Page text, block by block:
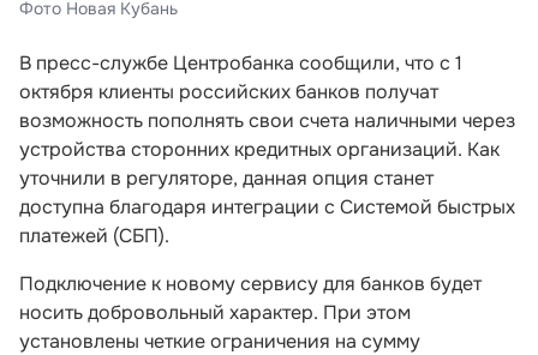
Фото Новая Кубань
В пресс-службе Центробанка сообщили, что с 1
октября клиенты российских банков получат
возможность пополнять свои счета наличными через
устройства сторонних кредитных организаций. Как
уточнили в регуляторе, данная опция станет
доступна благодаря интеграции с Системой быстрых
платежей (СБП).
Подключение к новому сервису для банков будет
носить добровольный характер. При этом
установлены четкие ограничения на сумму